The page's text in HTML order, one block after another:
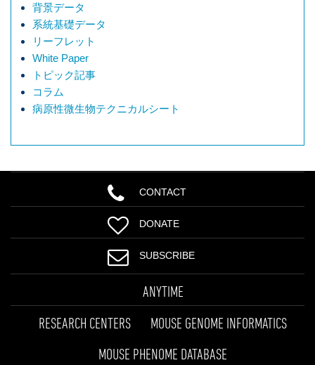
背景データ
系統基礎データ
リーフレット
White Paper
トピック記事
コラム
病原性微生物テクニカルシート
CONTACT
DONATE
SUBSCRIBE
ANYTIME
RESEARCH CENTERS
MOUSE GENOME INFORMATICS
MOUSE PHENOME DATABASE